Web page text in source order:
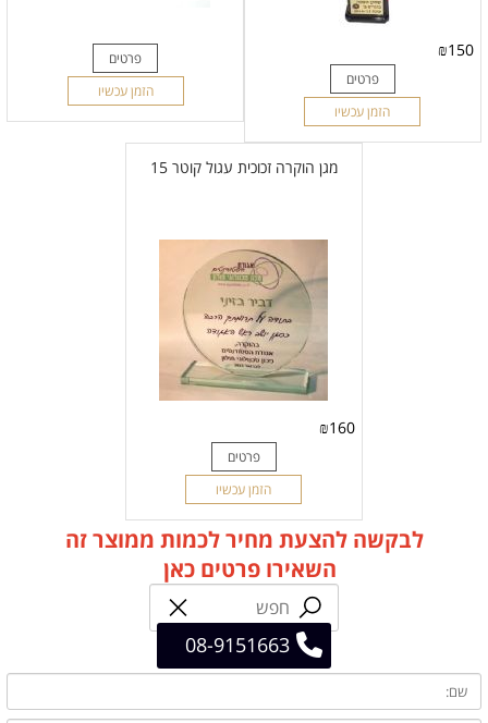
₪150
פרטים
הזמן עכשיו
פרטים
הזמן עכשיו
מגן הוקרה זכוכית עגול קוטר 15
₪160
פרטים
הזמן עכשיו
לבקשה להצעת מחיר לכמות ממוצר זה
השאירו פרטים כאן
08-9151663